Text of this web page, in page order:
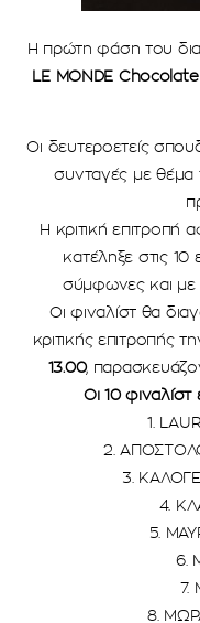
Η πρώτη φάση του
LE MONDE
Οι δευτεροετείς
συνταγές με θέμα
Η κριτική επιτροπή
κατέληξε στις 10
σύμφωνες και με
Οι φιναλίστ θα
κριτικής επιτροπής
13.00,
Οι 10 φιναλίστ
1.
2.
3.
4.
5.
6.
7.
8.